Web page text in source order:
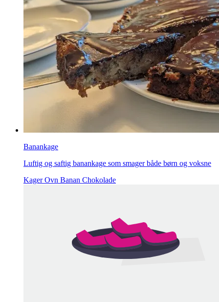
Banankage
Luftig og saftig banankage som smager både børn og voksne
KagerOvn Banan Chokolade